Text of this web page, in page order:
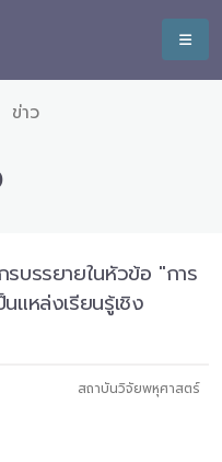
ข่าว
บรรยายในหัวข้อ "การ
แหล่งเรียนรู้เชิง
สถาบันวิจัยพหุศาสตร์